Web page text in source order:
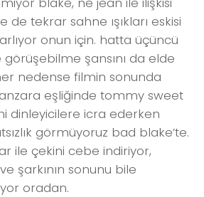
de tekrar sahne ışıkları eskisi
onun için. hatta üçüncü
şansını da elde
nedense filmin sonunda
eşliğinde tommy sweet
dinleyicilere icra ederken
görmüyoruz bad blake’te.
ile çekini cebe indiriyor,
şarkının sonunu bile
oradan.